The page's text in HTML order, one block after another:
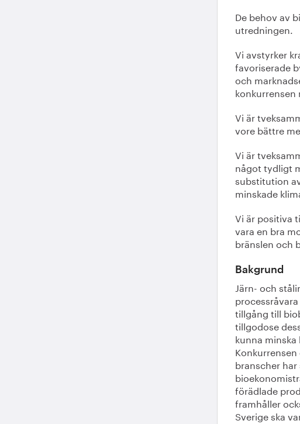
De behov av
utredningen.
Vi avstyrker
favoriserade
och
konkurrensen
Vi är
vore bättre
Vi är
något tydligt
substitution
minskade
Vi är positiva
vara en bra
bränslen och
Bakgrund
Järn- och
tillgång till
tillgodose
kunna
branscher
förädlade
framhåller
Sverige ska